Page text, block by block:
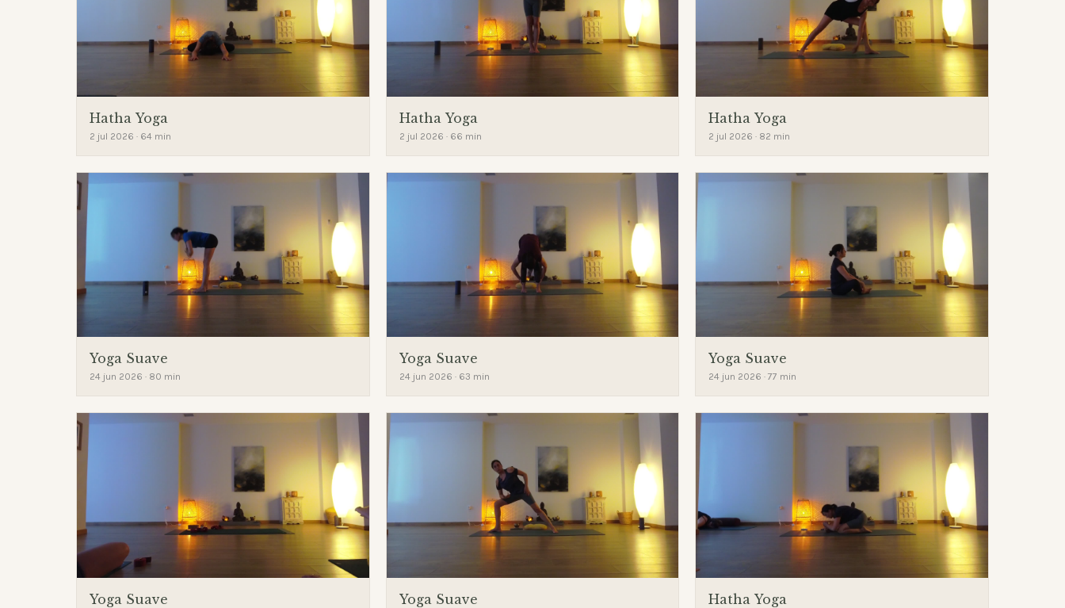
Hatha Yoga
2 jul 2026 · 64 min
Hatha Yoga
2 jul 2026 · 66 min
Hatha Yoga
2 jul 2026 · 82 min
Yoga Suave
24 jun 2026 · 80 min
Yoga Suave
24 jun 2026 · 63 min
Yoga Suave
24 jun 2026 · 77 min
Yoga Suave Yoga Suave Hatha Yoga